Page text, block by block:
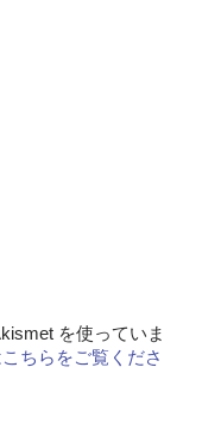
を使っていま
ちらをご覧くださ